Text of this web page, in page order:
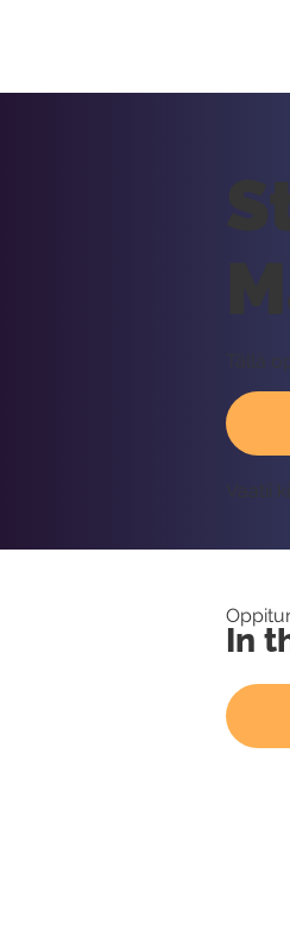
Tällä
Vaatii
In